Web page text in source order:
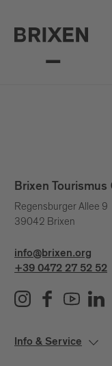
Brixen
Regensburger Allee 9
39042 Brixen
info@brixen.org
+39 0472 27 52 52
Info & Service